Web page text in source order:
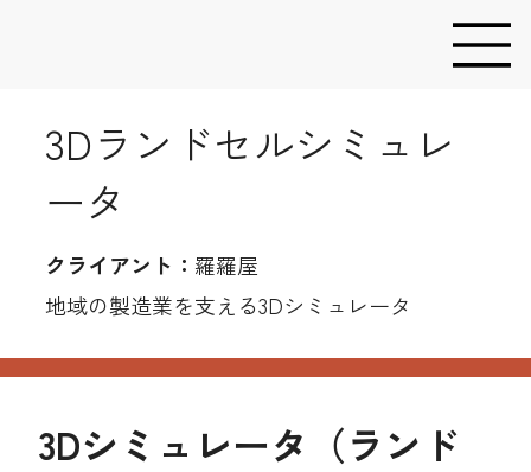
3Dランドセルシミュレ
ータ
地域の製造業を支える3Dシミュレータ
​クライアント： 羅羅屋
3Dシミュレータ（ランド